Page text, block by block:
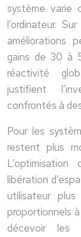
système varie
l’ordinateur.
améliorations
gains de 30 à
réactivité
justifient
confrontés à
Pour les
restent plus
libération
utilisateur
proportionnels
décevoir les